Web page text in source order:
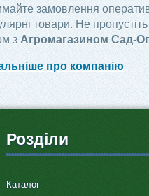
замовлення
товари. Не
зАгромагазином Сад-
про компанію
Розділи
Каталог